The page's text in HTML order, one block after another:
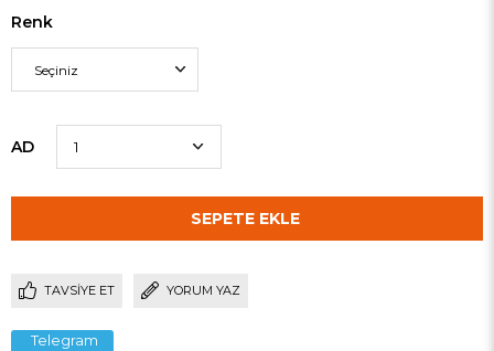
Renk
AD
TAVSIYE ET YORUM YAZ
Telegram